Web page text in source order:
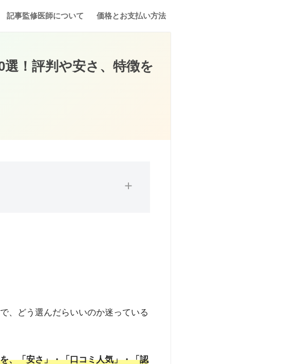
記事監修医師について 価格とお支払い方法
！評判や安さ、特徴を
ローチを提唱。新聞・テレビ・Webメ
医療を提供中。医師国家資格に加え、厚
、どう選んだらいいのか迷っている
、「安さ」・「口コミ人気」・「認